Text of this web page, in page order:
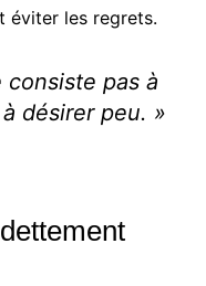
éviter les regrets.
consiste pas à
désirer peu. »